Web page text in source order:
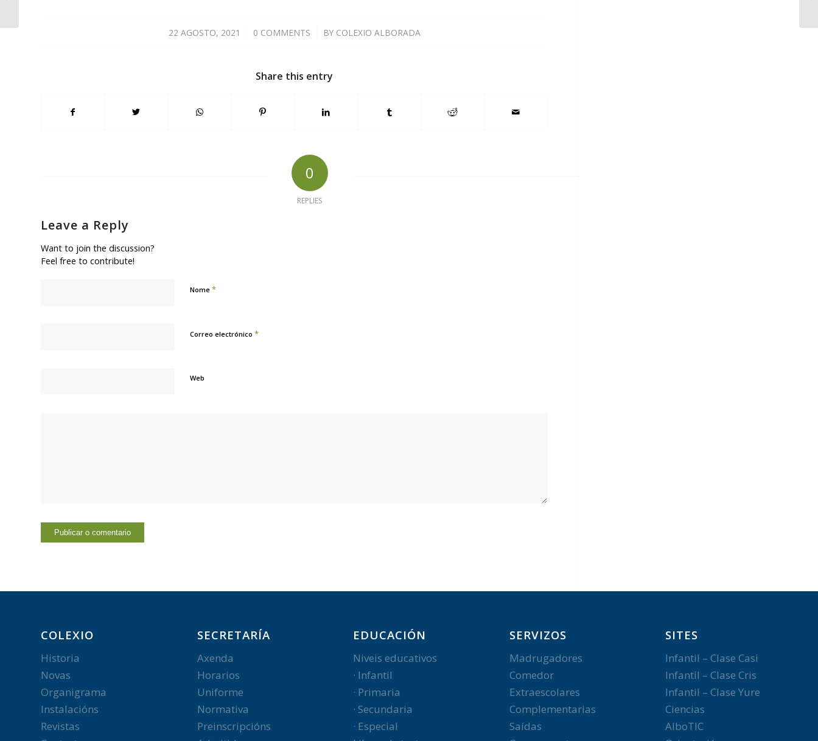
22 AGOSTO, 2021
/ 0 COMMENTS
/ BY COLEXIO ALBORADA
Share this entry
0
REPLIES
Leave a Reply
Want to join the discussion?
Feel free to contribute!
Nome *
Correo electrónico *
Web
COLEXIO
Historia
Novas
Organigrama
Instalacións
Revistas
SECRETARÍA
Axenda
Horarios
Uniforme
Normativa
Preinscripcións
EDUCACIÓN
Niveis educativos
· Infantil
· Primaria
· Secundaria
· Especial
SERVIZOS
Madrugadores
Comedor
Extraescolares
Complementarias
Saídas
SITES
Infantil – Clase Casi
Infantil – Clase Cris
Infantil – Clase Yure
Ciencias
AlboTIC